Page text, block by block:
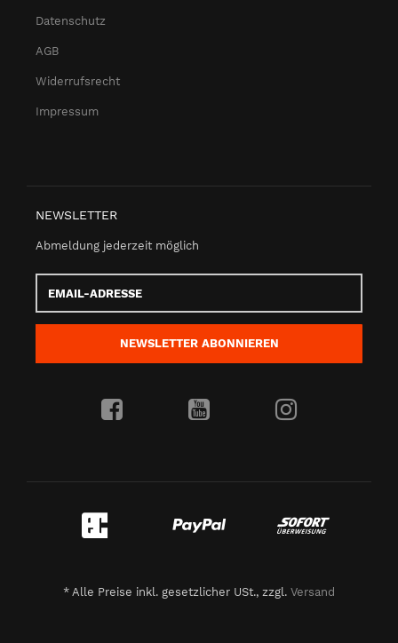
Datenschutz
AGB
Widerrufsrecht
Impressum
NEWSLETTER
Abmeldung jederzeit möglich
Adresse
NEWSLETTER ABONNIEREN
* Alle Preise inkl. gesetzlicher USt., zzgl. Versand